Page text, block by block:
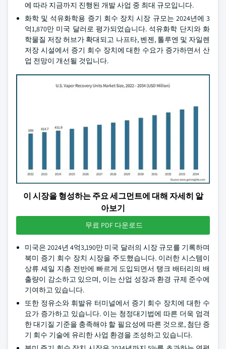
에 따라 지금까지 진행된 개발 사업 중 최대 규모입니다.
화학 및 석유화학용 증기 회수 장치 시장 규모는 2024년에 3
억1,870만 미국 달러로 평가되었습니다. 석유화학 단지와 화
학물질 저장 허브가 확대되고 나프타, 벤젠, 톨루엔 및 자일렌
저장 시설에서 증기 회수 장치에 대한 수요가 증가하면서 산
업 전망이 개선될 것입니다.
이 시장을 형성하는 주요 세그먼트에 대해 자세히 알
아보기
무료 PDF 다운로드
미국은 2024년 4억3,190만 미국 달러의 시장 규모를 기록하며
북미 증기 회수 장치 시장을 주도했습니다. 이러한 시스템이
상류 셰일 지층 전반에 빠르게 도입되면서 탱크 배터리의 배
출량이 감소하고 있으며, 이는 산업 성장과 환경 규제 준수에
기여하고 있습니다.
또한 정유소와 휘발유 터미널에서 증기 회수 장치에 대한 수
요가 증가하고 있습니다. 이는 청정대기법에 따른 더욱 엄격
한 대기질 기준을 충족해야 할 필요성에 따른 것으로, 첨단 증
기 회수 기술에 유리한 사업 환경을 조성하고 있습니다.